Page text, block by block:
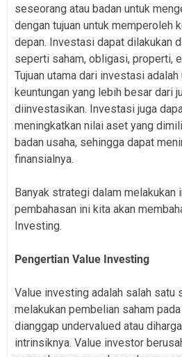
seseorang atau badan untuk
dengan tujuan untuk memperoleh
depan. Investasi dapat dilakukan
seperti saham, obligasi, properti,
Tujuan utama dari investasi
keuntungan yang lebih besar dari
diinvestasikan. Investasi juga
meningkatkan nilai aset yang
badan usaha, sehingga dapat
finansialnya.
Banyak strategi dalam melakukan
pembahasan ini kita akan
Investing.
Pengertian Value Investing
Value investing adalah salah satu
melakukan pembelian saham
dianggap undervalued atau
intrinsiknya. Value investor